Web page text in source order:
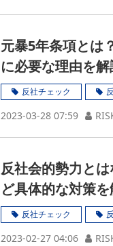
元暴5年条項とは
に必要な理由を
反社チェック
2023-03-28 07:59
反社会的勢力と
ど具体的な対策
反社チェック
2023-02-27 04:06